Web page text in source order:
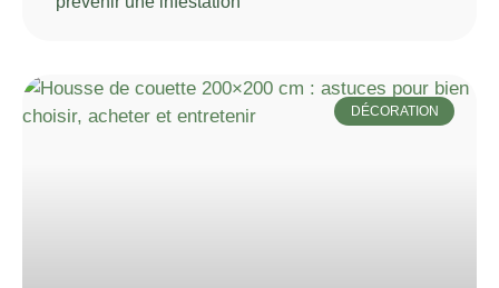
DÉCORATION